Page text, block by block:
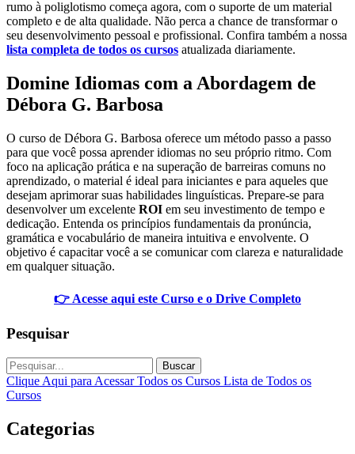
rumo à poliglotismo começa agora, com o suporte de um material
completo e de alta qualidade. Não perca a chance de transformar o
seu desenvolvimento pessoal e profissional. Confira também a nossa
lista completa de todos os cursos atualizada diariamente.
Domine Idiomas com a Abordagem de
Débora G. Barbosa
O curso de Débora G. Barbosa oferece um método passo a passo
para que você possa aprender idiomas no seu próprio ritmo. Com
foco na aplicação prática e na superação de barreiras comuns no
aprendizado, o material é ideal para iniciantes e para aqueles que
desejam aprimorar suas habilidades linguísticas. Prepare-se para
desenvolver um excelente ROI em seu investimento de tempo e
dedicação. Entenda os princípios fundamentais da pronúncia,
gramática e vocabulário de maneira intuitiva e envolvente. O
objetivo é capacitar você a se comunicar com clareza e naturalidade
em qualquer situação.
👉 Acesse aqui este Curso e o Drive Completo
Pesquisar
Buscar
Clique Aqui para Acessar Todos os Cursos Lista de Todos os
Cursos
Categorias